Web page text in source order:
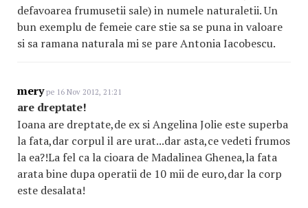
defavoarea frumusetii sale) in numele naturaletii. Un
bun exemplu de femeie care stie sa se puna in valoare
si sa ramana naturala mi se pare Antonia Iacobescu.
merype 16 Nov 2012, 21:21
are dreptate!
Ioana are dreptate,de ex si Angelina Jolie este superba
la fata,dar corpul il are urat...dar asta,ce vedeti frumos
la ea?!La fel ca la cioara de Madalinea Ghenea,la fata
arata bine dupa operatii de 10 mii de euro,dar la corp
este desalata!